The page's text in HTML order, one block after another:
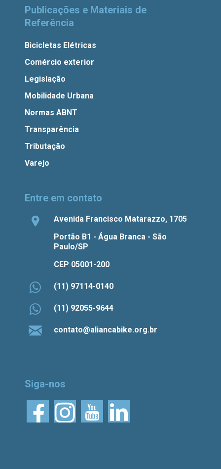
Publicações e Materiais de
Referência
Bicicletas Elétricas
Comércio exterior
Legislação
Mobilidade Urbana
Normas ABNT
Transparência
Tributação
Varejo
Entre em contato
Avenida Francisco Matarazzo, 1705
Portão B1 - Água Branca - São
Paulo/SP
CEP 05001-200
(11) 97114-0140
(11) 92055-9644
contato@aliancabike.org.br
Siga-nos